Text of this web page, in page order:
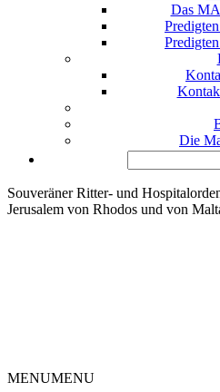
Das
Die
Souveräner Ritter- und
Jerusalem von Rhodos und von
MENUMENU